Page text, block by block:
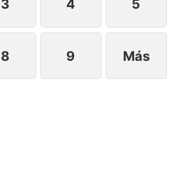
3 4 5
8 9 Más